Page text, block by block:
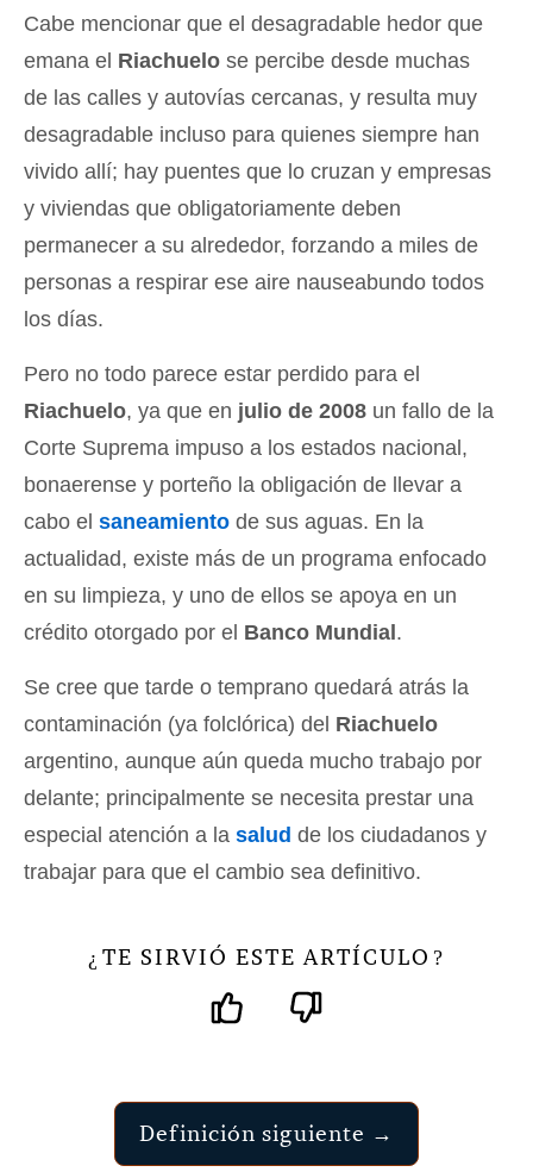
Cabe mencionar que el desagradable hedor que
emana el Riachuelo se percibe desde muchas
de las calles y autovías cercanas, y resulta muy
desagradable incluso para quienes siempre han
vivido allí; hay puentes que lo cruzan y empresas
y viviendas que obligatoriamente deben
permanecer a su alrededor, forzando a miles de
personas a respirar ese aire nauseabundo todos
los días.
Pero no todo parece estar perdido para el
Riachuelo, ya que en julio de 2008 un fallo de la
Corte Suprema impuso a los estados nacional,
bonaerense y porteño la obligación de llevar a
cabo el saneamiento de sus aguas. En la
actualidad, existe más de un programa enfocado
en su limpieza, y uno de ellos se apoya en un
crédito otorgado por el Banco Mundial.
Se cree que tarde o temprano quedará atrás la
contaminación (ya folclórica) del Riachuelo
argentino, aunque aún queda mucho trabajo por
delante; principalmente se necesita prestar una
especial atención a la salud de los ciudadanos y
trabajar para que el cambio sea definitivo.
¿ TE SIRVIÓ ESTE ARTÍCULO ?
Definición siguiente →